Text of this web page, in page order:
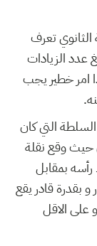
الثانوي تعرف
عدد الزيادات
148 خطة و هذا امر خطير يجب
التي كان
حيث وقع نقلة
بمقابل
و هو 2 الف دينار و بقدرة قادر يقع
الاقل